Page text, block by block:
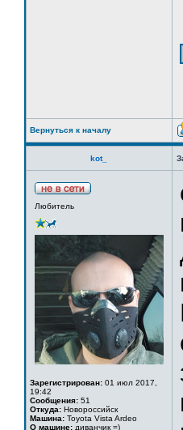
Вернуться к началу
kot_
Любитель
Зарегистрирован: 01 июл 2017,
19:42
Сообщения: 51
Откуда: Новороссийск
Машина: Toyota Vista Ardeo
О машине: диванчик =)